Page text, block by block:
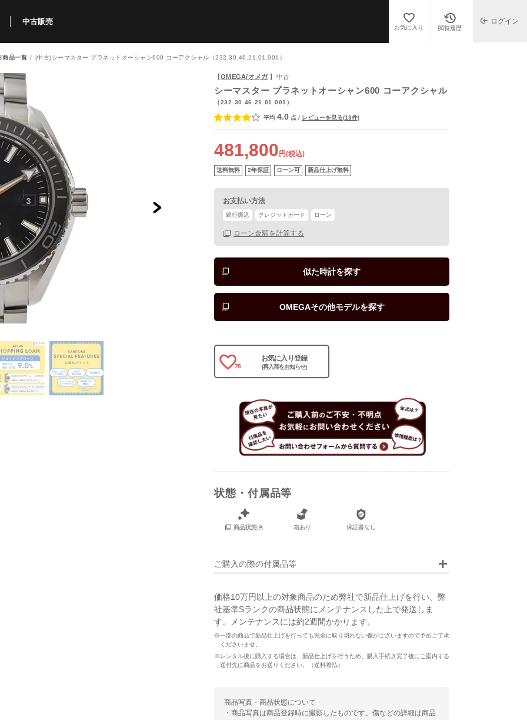
限定商品 購入可能商品
できるポイント カリトケとは？
用方法 Q&A
中古販売
中古販売商品 ブランド一覧 中古販売について
お気に入り 閲覧履歴
ログイン
商品一覧 (中古)シーマスター プラネットオーシャン600 コーアクシャル（232.30.46.21.01.001）
【OMEGA/オメガ】中古
シーマスター プラネットオーシャン600 コーアクシャル
（232.30.46.21.01.001）
平均 4.0 点 / レビューを見る(13件)
481,800 円(税込)
送料無料 2年保証 ローン可 新品仕上げ無料
お支払い方法
銀行振込 クレジットカード ローン
ローン金額を計算する
似た時計を探す
OMEGAその他モデルを探す
78
お気に入り登録
(再入荷をお知らせ)
状態・付属品等
商品状態:A 箱あり 保証書なし
ご購入の際の付属品等
保証書
箱
価格10万円以上の対象商品のため弊社で新品仕上げを行い、弊
社基準Sランクの商品状態にメンテナンスした上で発送しま
す。メンテナンスには約2週間かかります。
※一部の商品で新品仕上げを行っても完全に取り切れない傷がございますので予めご了承
くださいませ。
※レンタル後に購入する場合は、新品仕上げを行うため、購入手続き完了後にご案内する
送付先に商品をお送りください。（送料着払）
商品写真・商品状態について
・商品写真は商品登録時に撮影したものです。傷などの詳細は商品